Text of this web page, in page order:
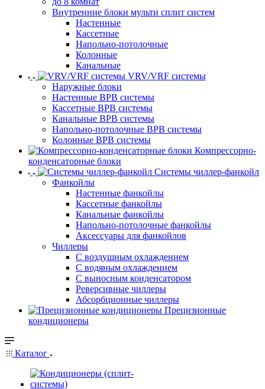
Внутренние блоки мульти сплит систем
Настенные
Кассетные
Напольно-потолочные
Колонные
Канальные
VRV/VRF системы
Наружные блоки
Настенные ВРВ системы
Кассетные ВРВ системы
Канальные ВРВ системы
Напольно-потолочные ВРВ системы
Колонные ВРВ системы
Компрессорно-
конденсаторные блоки
Системы чиллер-фанкойл
Фанкойлы
Настенные фанкойлы
Кассетные фанкойлы
Канальные фанкойлы
Напольно-потолочные фанкойлы
Аксессуары для фанкойлов
Чиллеры
С воздушным охлаждением
С водяным охлаждением
С выносным конденсатором
Реверсивные чиллеры
Абсорбционные чиллеры
Прецизионные
кондиционеры
Каталог